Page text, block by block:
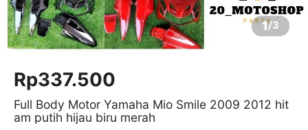
1/3
Rp337.500
Full Body Motor Yamaha Mio Smile 2009 2012 hit
am putih hijau biru merah